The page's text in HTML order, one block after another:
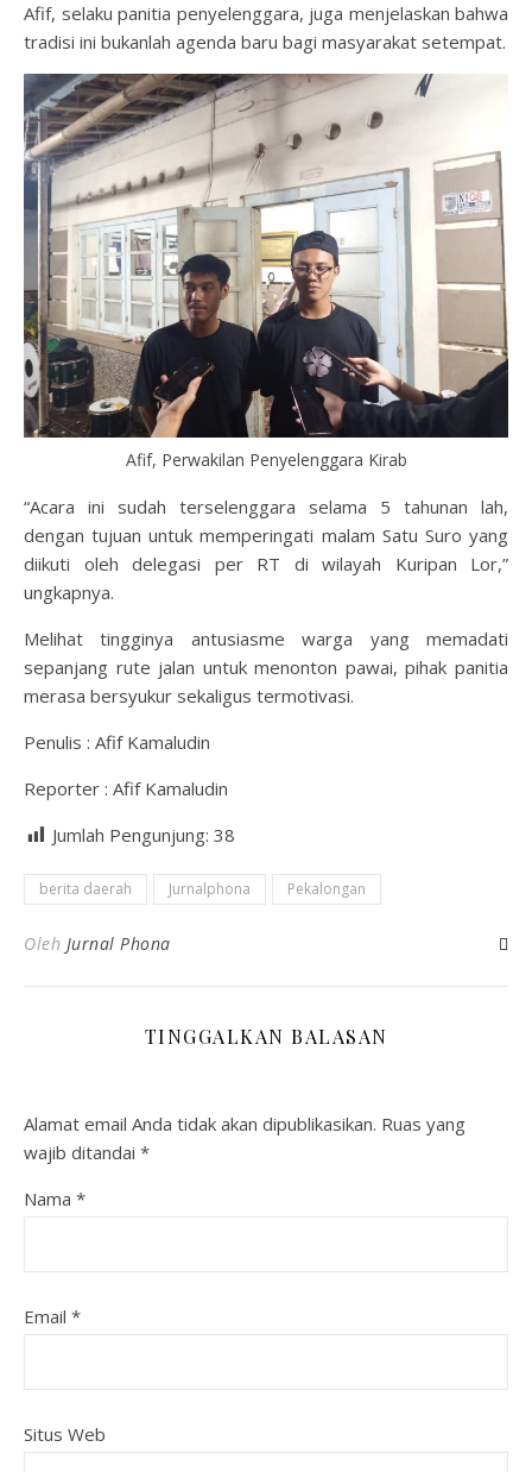
Afif, selaku panitia penyelenggara, juga menjelaskan bahwa
tradisi ini bukanlah agenda baru bagi masyarakat setempat.
Afif, Perwakilan Penyelenggara Kirab
“Acara ini sudah terselenggara selama 5 tahunan lah,
dengan tujuan untuk memperingati malam Satu Suro yang
diikuti oleh delegasi per RT di wilayah Kuripan Lor,”
ungkapnya.
Melihat tingginya antusiasme warga yang memadati
sepanjang rute jalan untuk menonton pawai, pihak panitia
merasa bersyukur sekaligus termotivasi.
Penulis : Afif Kamaludin
Reporter : Afif Kamaludin
Jumlah Pengunjung: 38
berita daerah Jurnalphona Pekalongan
Oleh Jurnal Phona
TINGGALKAN BALASAN
Alamat email Anda tidak akan dipublikasikan. Ruas yang
wajib ditandai *
Nama *
Email *
Situs Web